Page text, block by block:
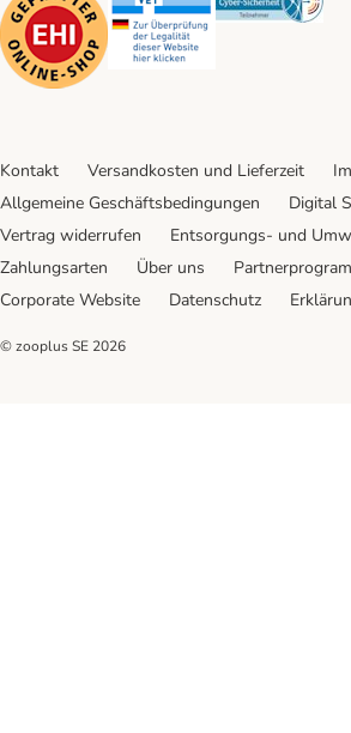
Kontakt Versandkosten und Lieferzeit
Allgemeine Geschäftsbedingungen
Digital
Vertrag widerrufen
Entsorgungs- und
Zahlungsarten
Über uns
Corporate Website
Datenschutz
© zooplus SE 2026